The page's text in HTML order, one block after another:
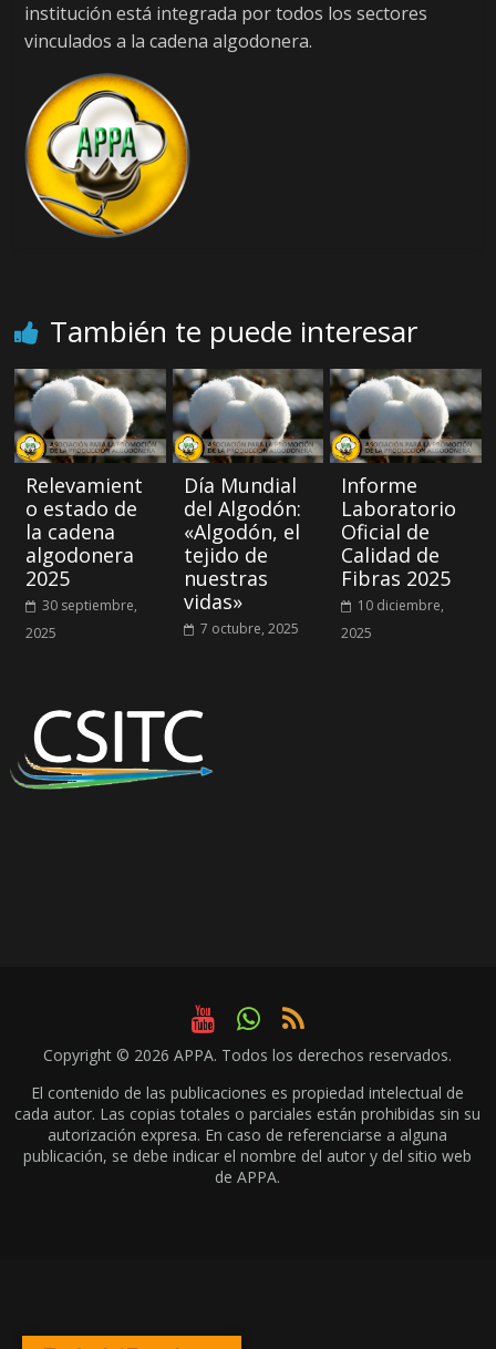
institución está integrada por todos los sectores
vinculados a la cadena algodonera.
También te puede interesar
Relevamient
o estado de
la cadena
algodonera
2025
30 septiembre,
2025
Día Mundial
del Algodón:
«Algodón, el
tejido de
nuestras
vidas»
7 octubre, 2025
Informe
Laboratorio
Oficial de
Calidad de
Fibras 2025
10 diciembre,
2025
Copyright © 2026APPA. Todos los derechos reservados.
El contenido de las publicaciones es propiedad intelectual de
cada autor. Las copias totales o parciales están prohibidas sin su
autorización expresa. En caso de referenciarse a alguna
publicación, se debe indicar el nombre del autor y del sitio web
de APPA.